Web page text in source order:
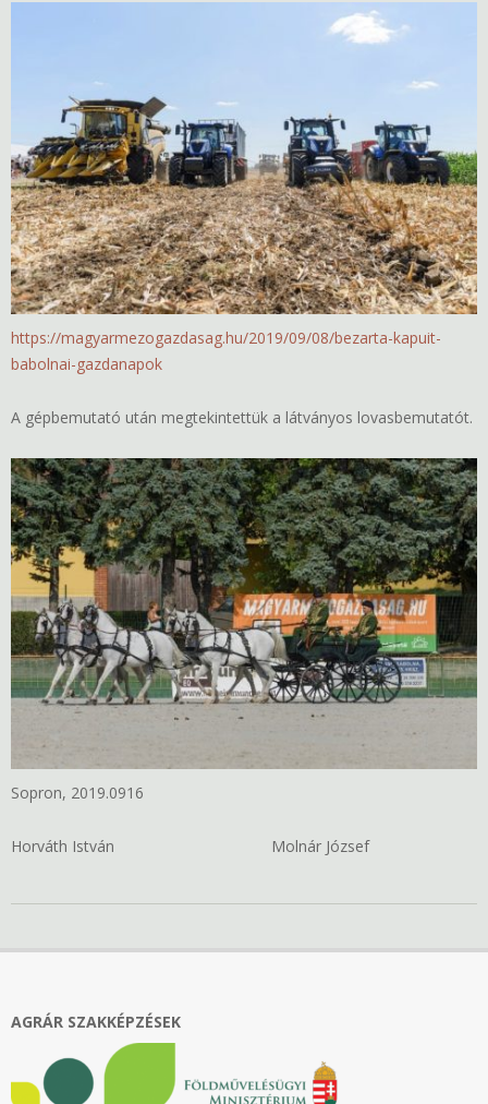
https://magyarmezogazdasag.hu/2019/09/08/bezarta-kapuit-
babolnai-gazdanapok
A gépbemutató után megtekintettük a látványos lovasbemutatót.
Sopron, 2019.0916
Horváth István Molnár József
AGRÁR SZAKKÉPZÉSEK